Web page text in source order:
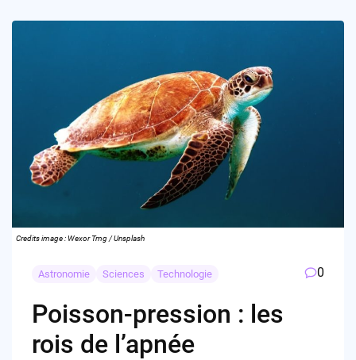
Credits image : Wexor Tmg / Unsplash
Astronomie Sciences Technologie 0
Poisson-pression : les
rois de l’apnée